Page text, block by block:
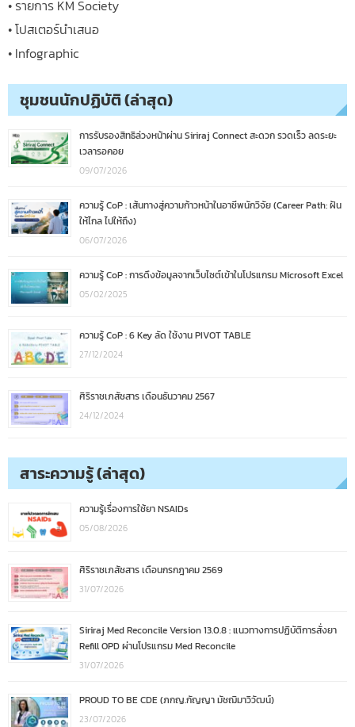
• รายการ KM Society
• โปสเตอร์นำเสนอ
• Infographic
ชุมชนนักปฏิบัติ (ล่าสุด)
การรับรองสิทธิล่วงหน้าผ่าน Siriraj Connect สะดวก รวดเร็ว ลดระยะ
เวลารอคอย
09/07/2026
ความรู้ CoP : เส้นทางสู่ความก้าวหน้าในอาชีพนักวิจัย (Career Path: ฝัน
ให้ไกล ไปให้ถึง)
06/07/2026
ความรู้ CoP : การดึงข้อมูลจากเว็บไซต์เข้าในโปรแกรม Microsoft Excel
05/02/2025
ความรู้ CoP : 6 Key ลัด ใช้งาน PIVOT TABLE
27/12/2024
ศิริราชเภสัชสาร เดือนธันวาคม 2567
24/12/2024
สาระความรู้ (ล่าสุด)
ความรู้เรื่องการใช้ยา NSAIDs
05/08/2026
ศิริราชเภสัชสาร เดือนกรกฎาคม 2569
31/07/2026
Siriraj Med Reconcile Version 13.0.8 : แนวทางการปฏิบัติการสั่งยา
Refill OPD ผ่านโปรแกรม Med Reconcile
31/07/2026
PROUD TO BE CDE (ภกญ.กัญญา มัชฌิมาวิวัฒน์)
23/07/2026